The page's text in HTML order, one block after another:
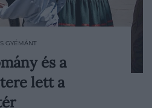
több ezren
Tavaszra, ahol a
táncosok
GYÉMÁNT
és a
lett a